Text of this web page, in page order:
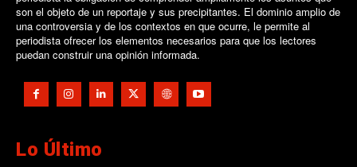
son el objeto de un reportaje y sus precipitantes. El dominio amplio de
una controversia y de los contextos en que ocurre, le permite al
periodista ofrecer los elementos necesarios para que los lectores
puedan construir una opinión informada.
Lo Último